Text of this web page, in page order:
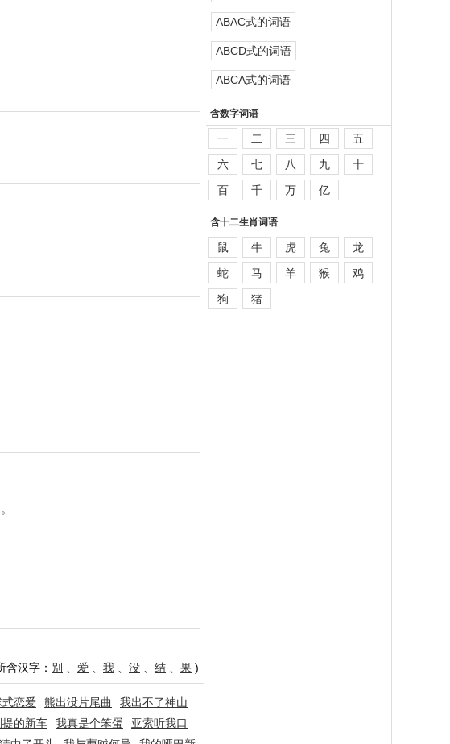
含汉字： 别 爱 我 没 结 果 )
恋爱 熊出没片尾曲
我出不了神山
提的新车 我真是个笨蛋
亚索听我口
ABAC式的词语
ABCD式的词语
ABCA式的词语
含数字词语
一 二 三 四
五
六
七 八 九
十
百
千 万 亿
含十二生肖词语
鼠 牛 虎 兔
龙
蛇
马 羊 猴
鸡
狗
猪